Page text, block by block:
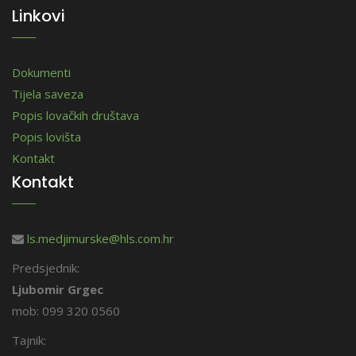
Linkovi
Dokumenti
Tijela saveza
Popis lovačkih društava
Popis lovišta
Kontakt
Kontakt
ls.medjimurske@hls.com.hr
Predsjednik:
Ljubomir Grgec
mob: 099 320 0560
Tajnik: